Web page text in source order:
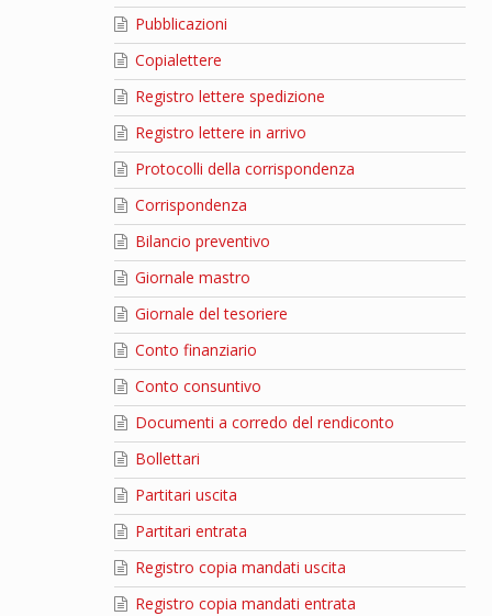
Pubblicazioni
Copialettere
Registro lettere spedizione
Registro lettere in arrivo
Protocolli della corrispondenza
Corrispondenza
Bilancio preventivo
Giornale mastro
Giornale del tesoriere
Conto finanziario
Conto consuntivo
Documenti a corredo del rendiconto
Bollettari
Partitari uscita
Partitari entrata
Registro copia mandati uscita
Registro copia mandati entrata